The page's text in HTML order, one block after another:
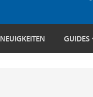
NEUIGKEITEN GUIDES